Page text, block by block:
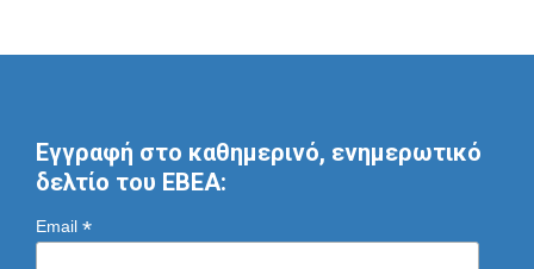
Εγγραφή στο καθημερινό, ενημερωτικό
δελτίο του ΕΒΕΑ:
Email *